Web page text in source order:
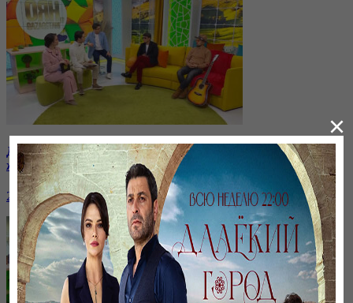
Дастан Оразбеков & AUKA: Жаңа хит ән. Ірімшіктен
жасалған тіскебасар: тез әрі дәмді
25 февраля, 08:00
×